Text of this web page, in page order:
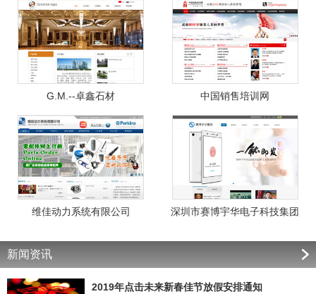
G.M.--卓鑫石材 中国销售培训网
维佳动力系统有限公司 深圳市赛博宇华电子科技集团
新闻资讯
2019年点击未来新春佳节放假安排通知